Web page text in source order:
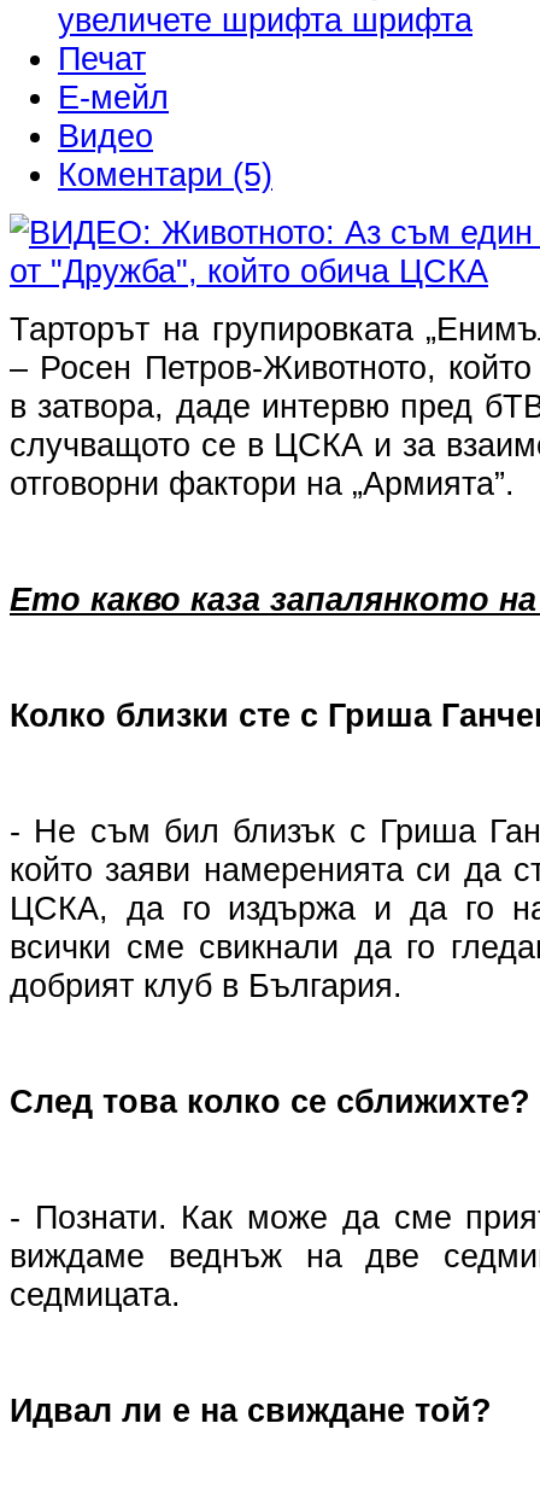
увеличете шрифта
Печат
Е-мейл
Видео
Коментари (5)
Тарторът на групировката
– Росен Петров-Животното,
в затвора, даде интервю пред
случващото се в ЦСКА и за
отговорни фактори на „Армията”.
Ето какво каза запалянкото
Колко близки сте с Гриша
- Не съм бил близък с Гриша
който заяви намеренията си да
ЦСКА, да го издържа и да го
всички сме свикнали да го
добрият клуб в България.
След това колко се
- Познати. Как може да сме
виждаме веднъж на две
седмицата.
Идвал ли е на свиждане той?